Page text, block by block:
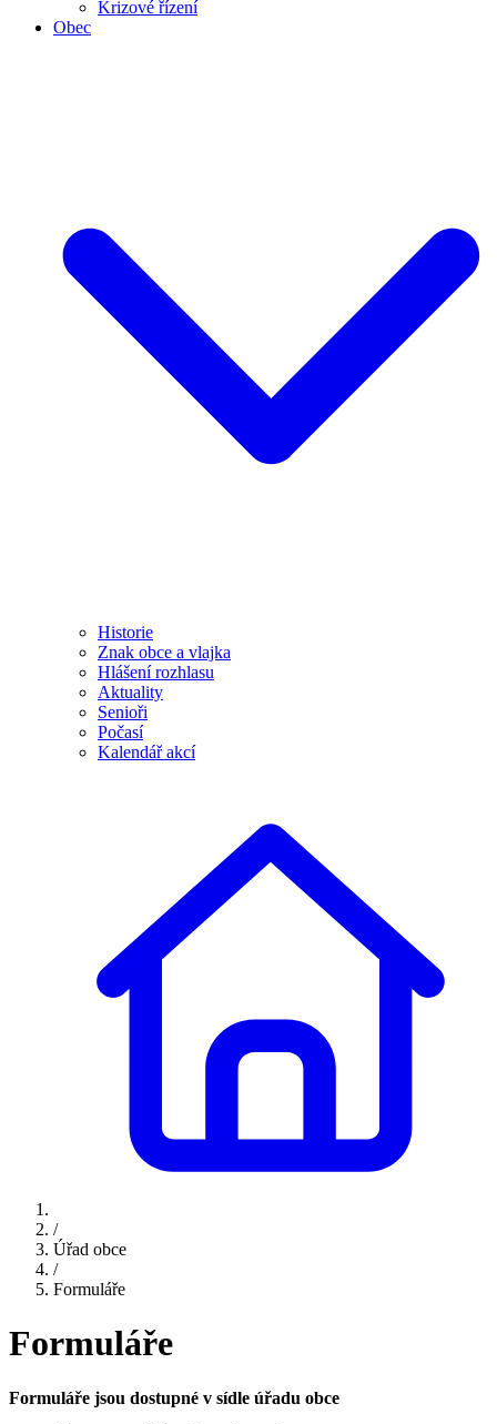
Krizové řízení
Obec
Historie
Znak obce a vlajka
Hlášení rozhlasu
Aktuality
Senioři
Počasí
Kalendář akcí
/
Úřad obce
/
Formuláře
Formuláře
Formuláře jsou dostupné v sídle úřadu obce